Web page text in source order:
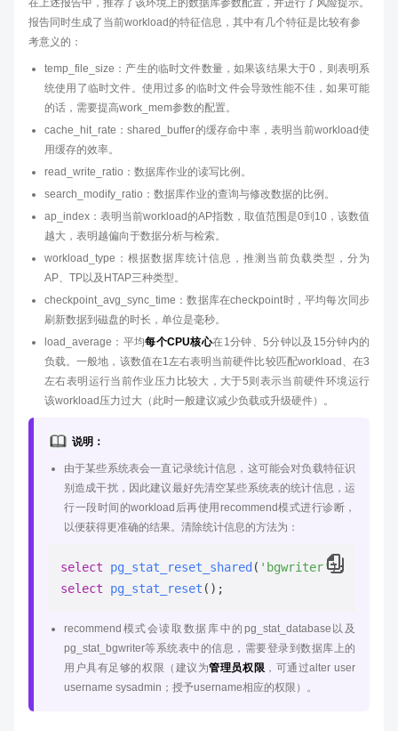
在上述报告中，推荐了该环境上的数据库参数配置，并进行了风险提示。
报告同时生成了当前workload的特征信息，其中有几个特征是比较有参
考意义的：
temp_file_size：产生的临时文件数量，如果该结果大于0，则表明系
统使用了临时文件。使用过多的临时文件会导致性能不佳，如果可能
的话，需要提高work_mem参数的配置。
cache_hit_rate：shared_buffer的缓存命中率，表明当前workload使
用缓存的效率。
read_write_ratio：数据库作业的读写比例。
search_modify_ratio：数据库作业的查询与修改数据的比例。
ap_index：表明当前workload的AP指数，取值范围是0到10，该数值
越大，表明越偏向于数据分析与检索。
workload_type：根据数据库统计信息，推测当前负载类型，分为
AP、TP以及HTAP三种类型。
checkpoint_avg_sync_time：数据库在checkpoint时，平均每次同步
刷新数据到磁盘的时长，单位是毫秒。
load_average：平均每个CPU核心在1分钟、5分钟以及15分钟内的
负载。一般地，该数值在1左右表明当前硬件比较匹配workload、在3
左右表明运行当前作业压力比较大，大于5则表示当前硬件环境运行
该workload压力过大（此时一般建议减少负载或升级硬件）。
说明：
由于某些系统表会一直记录统计信息，这可能会对负载特征识
别造成干扰，因此建议最好先清空某些系统表的统计信息，运
行一段时间的workload后再使用recommend模式进行诊断，
以便获得更准确的结果。清除统计信息的方法为：
select pg_stat_reset_shared ( 'bgwriter')
select
pg_stat_reset ()
recommend模式会读取数据库中的pg_stat_database以及
pg_stat_bgwriter等系统表中的信息，需要登录到数据库上的
用户具有足够的权限（建议为管理员权限 ，可通过alter user
username sysadmin；授予username相应的权限）。